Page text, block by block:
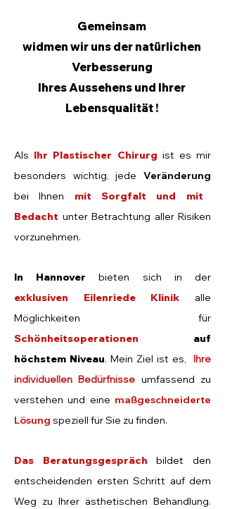
Gemeinsam
widmen wir uns der natürlichen
Verbesserung
Ihres Aussehens und Ihrer
Lebensqualität !
Als Ihr Plastischer Chirurg ist es mir
besonders wichtig, jede Veränderung
bei Ihnen mit Sorgfalt und mit
Bedacht unter Betrachtung aller Risiken
vorzunehmen.
In Hannover bieten sich in der
exklusiven Eilenriede Klinik alle
Möglichkeiten für
Schönheitsoperationen auf
höchstem Niveau. Mein Ziel ist es,
Ihre
individuellen Bedürfnisse umfassend zu
verstehen und eine maßgeschneiderte
Lösung speziell fürSie zu finden.
Das Beratungsgespräch bildet den
entscheidenden ersten Schritt auf dem
Weg zu Ihrer ästhetischen Behandlung.